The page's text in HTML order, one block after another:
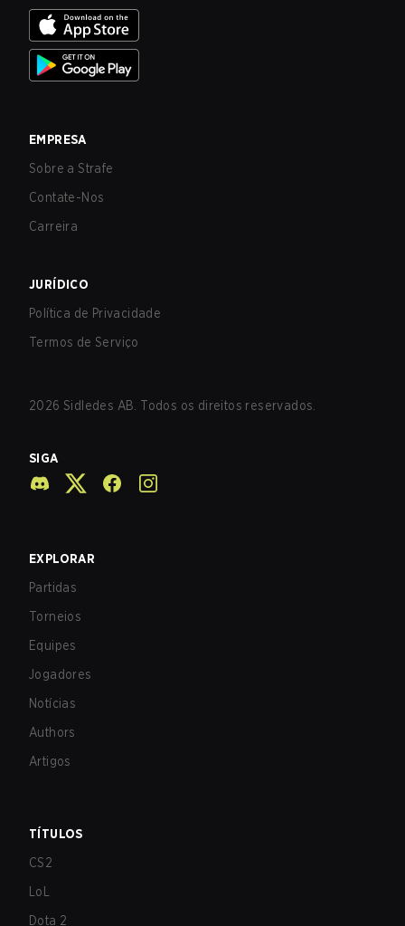
EMPRESA
Sobre a Strafe
Contate-Nos
Carreira
JURÍDICO
Política de Privacidade
Termos de Serviço
2026 Sidledes AB. Todos os direitos reservados.
SIGA
EXPLORAR
Partidas
Torneios
Equipes
Jogadores
Notícias
Authors
Artigos
TÍTULOS
CS2
LoL
Dota 2